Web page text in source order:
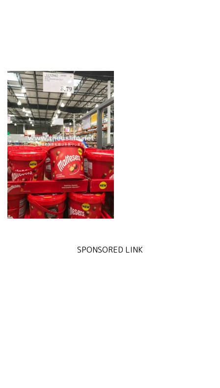
SPONSORED LINK